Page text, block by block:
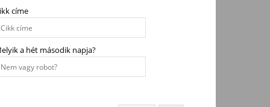
címe
a hét második napja?